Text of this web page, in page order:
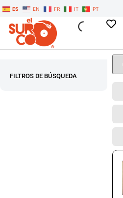
ES EN FR IT PT
FILTROS DE BÚSQUEDA